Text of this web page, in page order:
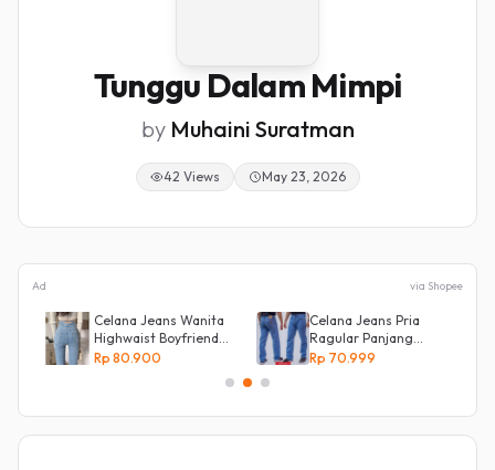
Tunggu Dalam Mimpi
by Muhaini Suratman
42 Views May 23, 2026
Ad via Shopee
Celana Jeans Wanita
Highwaist Boyfriend
Silang Belakang
Rp 80.900
Celana Jeans Pria
Ragular Panjang
Bahan Bagus Original
Rp 70.999